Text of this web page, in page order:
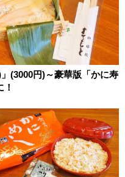
(3000円)～豪華版「かに寿